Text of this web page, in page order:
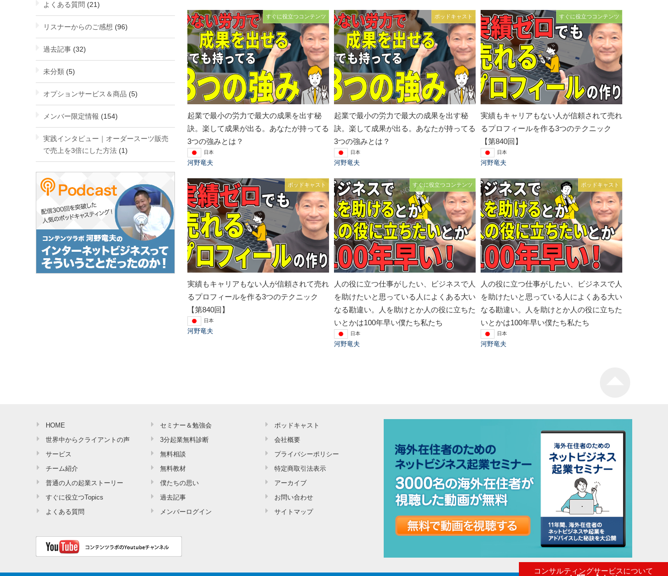
コンサルティングサービスについて
すぐに役立つコンテンツ
起業で最小の労力で最大の成果を出す秘
訣。楽して成果が出る。あなたが持ってる
3つの強みとは？
日本
河野竜夫
ポッドキャスト
起業で最小の労力で最大の成果を出す秘
訣。楽して成果が出る。あなたが持ってる
3つの強みとは？
日本
河野竜夫
すぐに役立つコンテンツ
実績もキャリアもない人が信頼されて売れ
るプロフィールを作る3つのテクニック
【第840回】
日本
河野竜夫
ポッドキャスト
実績もキャリアもない人が信頼されて売れ
るプロフィールを作る3つのテクニック
【第840回】
日本
河野竜夫
すぐに役立つコンテンツ
人の役に立つ仕事がしたい、ビジネスで人
を助けたいと思っている人によくある大い
なる勘違い。人を助けとか人の役に立ちた
いとかは100年早い僕たち私たち
日本
河野竜夫
ポッドキャスト
人の役に立つ仕事がしたい、ビジネスで人
を助けたいと思っている人によくある大い
なる勘違い。人を助けとか人の役に立ちた
いとかは100年早い僕たち私たち
日本
河野竜夫
よくある質問 (21)
リスナーからのご感想 (96)
過去記事 (32)
未分類 (5)
オプションサービス＆商品 (5)
メンバー限定情報 (154)
実践インタビュー｜オーダースーツ販売
で売上を3倍にした方法 (1)
HOME
世界中からクライアントの声
サービス
チーム紹介
普通の人の起業ストーリー
すぐに役立つTopics
よくある質問
セミナー＆勉強会
3分起業無料診断
無料相談
無料教材
僕たちの思い
過去記事
メンバーログイン
ポッドキャスト
会社概要
プライバシーポリシー
特定商取引法表示
アーカイブ
お問い合わせ
サイトマップ